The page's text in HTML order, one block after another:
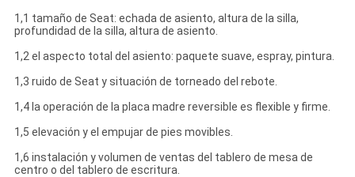
1,1 tamaño de Seat: echada de asiento, altura de la silla,
profundidad de la silla, altura de asiento.
1,2 el aspecto total del asiento: paquete suave, espray, pintura.
1,3 ruido de Seat y situación de torneado del rebote.
1,4 la operación de la placa madre reversible es flexible y firme.
1,5 elevación y el empujar de pies movibles.
1,6 instalación y volumen de ventas del tablero de mesa de
centro o del tablero de escritura.